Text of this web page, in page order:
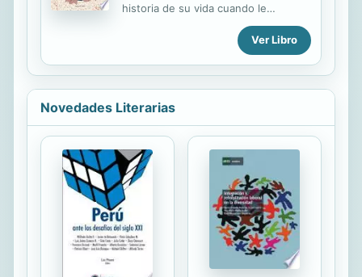
historia de su vida cuando le
diagnosticaron un cáncer de mama a
los cuarenta y tres años. Y así lo
reflejó en esta novela gráfica, en la
que narra con ingenio, sarcasmo y
un sentido del humor hilarante su
vida y su historia de superación.
protagonistas de una adolescencia
acomplejada; más tarde el centro de
sus primeras relaciones amorosas;
después tuvieron un papel enorme
durante la maternidad. Hasta que de
golpe comenzaron a representar
sentimientos diversos y
encontrados, desde la...
Ver Libro
Novedades Literarias